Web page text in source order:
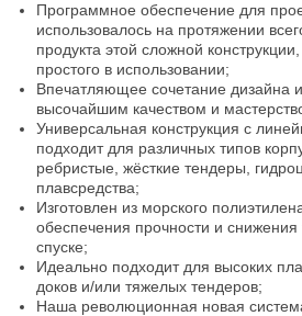
Программное обеспечение для
использовалось на протяжении
продукта этой сложной
простого в использовании;
Впечатляющее сочетание дизайна
высочайшим качеством и
Универсальная конструкция с
подходит для различных типов
ребристые, жёсткие тендеры,
плавсредства;
Изготовлен из морского
обеспечения прочности и
спуске;
Идеально подходит для высоких
доков и/или тяжелых тендеров;
Наша революционная новая